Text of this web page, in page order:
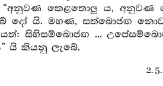
“අනුවණ කෙළතොලු ය, අනුවණ
දෝ යි. මහණ, සත්බොජඟ
සිහිසම්බොජඟ ...
යි කියනු ලැබේ.
2.